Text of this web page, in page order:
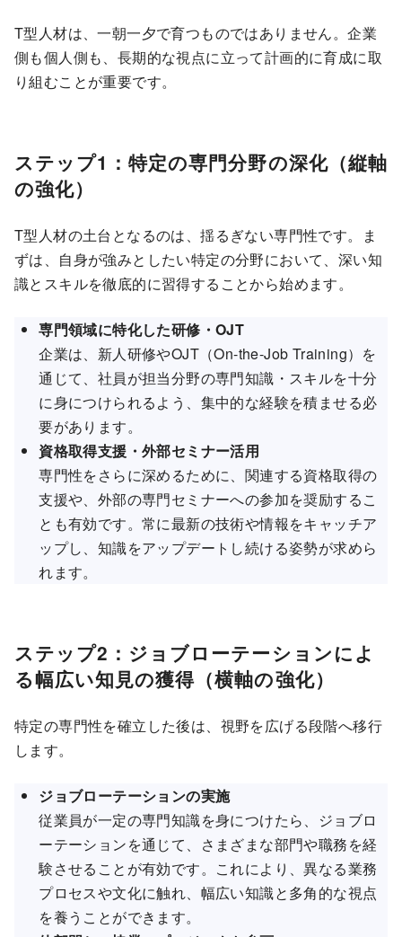
T型人材は、一朝一夕で育つものではありません。企業
側も個人側も、長期的な視点に立って計画的に育成に取
り組むことが重要です。
ステップ1：特定の専門分野の深化（縦軸
の強化）
T型人材の土台となるのは、揺るぎない専門性です。ま
ずは、自身が強みとしたい特定の分野において、深い知
識とスキルを徹底的に習得することから始めます。
専門領域に特化した研修・OJT
企業は、新人研修やOJT（On-the-Job Training）を
通じて、社員が担当分野の専門知識・スキルを十分
に身につけられるよう、集中的な経験を積ませる必
要があります。
資格取得支援・外部セミナー活用
専門性をさらに深めるために、関連する資格取得の
支援や、外部の専門セミナーへの参加を奨励するこ
とも有効です。常に最新の技術や情報をキャッチア
ップし、知識をアップデートし続ける姿勢が求めら
れます。
ステップ2：ジョブローテーションによ
る幅広い知見の獲得（横軸の強化）
特定の専門性を確立した後は、視野を広げる段階へ移行
します。
ジョブローテーションの実施
従業員が一定の専門知識を身につけたら、ジョブロ
ーテーションを通じて、さまざまな部門や職務を経
験させることが有効です。これにより、異なる業務
プロセスや文化に触れ、幅広い知識と多角的な視点
を養うことができます。